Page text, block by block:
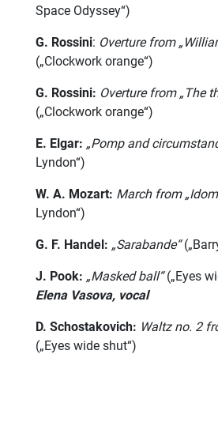
Space Odyssey“)
G. Rossini: Overture from
(„Clockwork orange“)
G. Rossini: Overture from „The
(„Clockwork orange“)
E. Elgar: „Pomp and
Lyndon“)
W. A. Mozart: March from
Lyndon“)
G. F. Handel: „Sarabande“
J. Pook: „Masked ball“(„Eyes
Еlena Vasova, vocal
D. Schostakovich: Waltz no. 2
(„Eyes wide shut“)